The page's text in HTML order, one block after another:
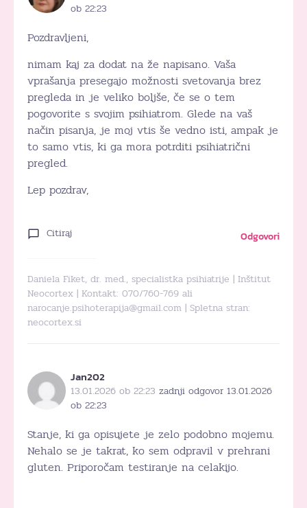
ob 22:23
Pozdravljeni,
nimam kaj za dodat na že napisano. Vaša
vprašanja presegajo možnosti svetovanja brez
pregleda in je veliko boljše, če se o tem
pogovorite s svojim psihiatrom. Glede na vaš
način pisanja, je moj vtis še vedno isti, ampak je
to samo vtis, ki ga mora potrditi psihiatrični
pregled.
Lep pozdrav,
Citiraj Odgovori
Daniela Fiket, dr. med., specialistka psihiatrije | Inštitut
Neocortex | Kontakt: 070/760-769 ali
narocanje.psihoterapija@gmail.com | Spletna stran:
neocortex.si
Jan202
13.01.2026 ob 22:23 zadnji odgovor 13.01.2026
ob 22:23
Stanje, ki ga opisujete je zelo podobno mojemu.
Nehalo se je takrat, ko sem odpravil v prehrani
gluten. Priporočam testiranje na celakijo.